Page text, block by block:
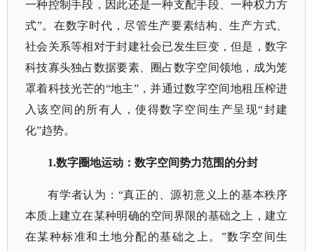
一种控制手段，因此还是一种支配手段、一种权力方
式”。在数字时代，尽管生产要素结构、生产方式、
社会关系等相对于封建社会已发生巨变，但是，数字
科技寡头独占数据要素、圈占数字空间领地，成为笼
罩着科技光芒的“地主”，并通过数字空间地租压榨进
入该空间的所有人，使得数字空间生产呈现“封建
化”趋势。
1.数字圈地运动：数字空间势力范围的分封
有学者认为： “真正的、源初意义上的基本秩序
本质上建立在某种明确的空间界限的基础之上，建立
在某种标准和土地分配的基础之上。”数字空间生